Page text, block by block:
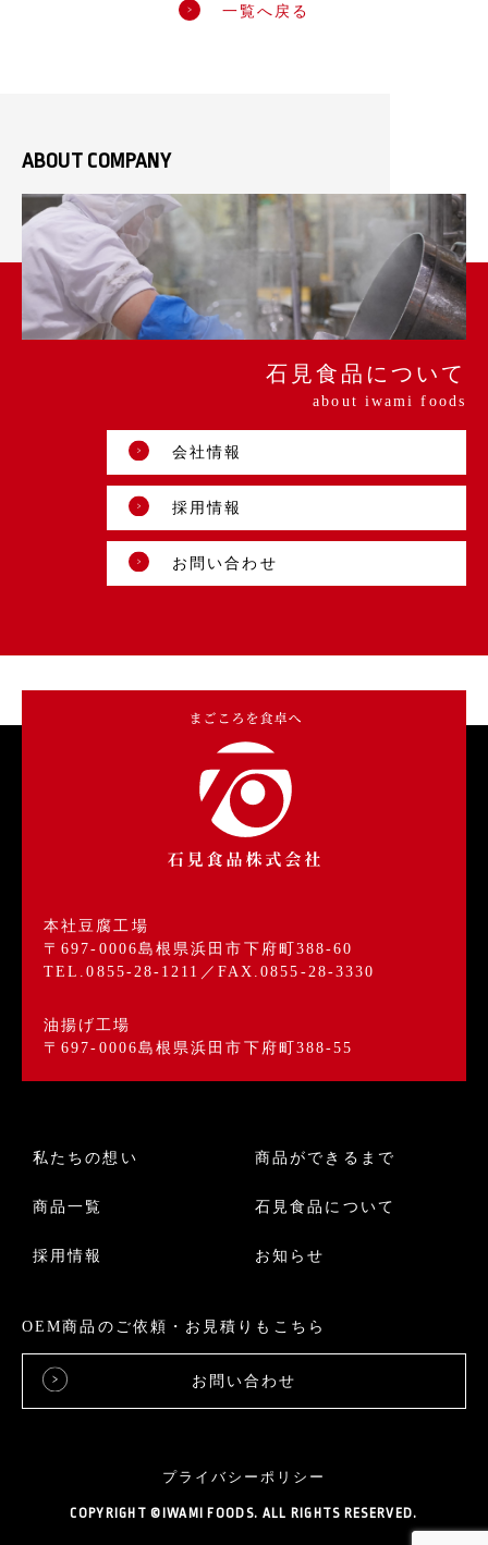
一覧へ戻る
ABOUT COMPANY
石見食品について
about iwami foods
会社情報
採用情報
お問い合わせ
本社豆腐工場
〒697-0006島根県浜田市下府町388-60
TEL.0855-28-1211／FAX.0855-28-3330
油揚げ工場
〒697-0006島根県浜田市下府町388-55
私たちの想い 商品ができるまで
商品一覧 石見食品について
採用情報 お知らせ
OEM商品のご依頼・お見積りもこちら
お問い合わせ
プライバシーポリシー
COPYRIGHT ©IWAMI FOODS. ALL RIGHTS RESERVED.